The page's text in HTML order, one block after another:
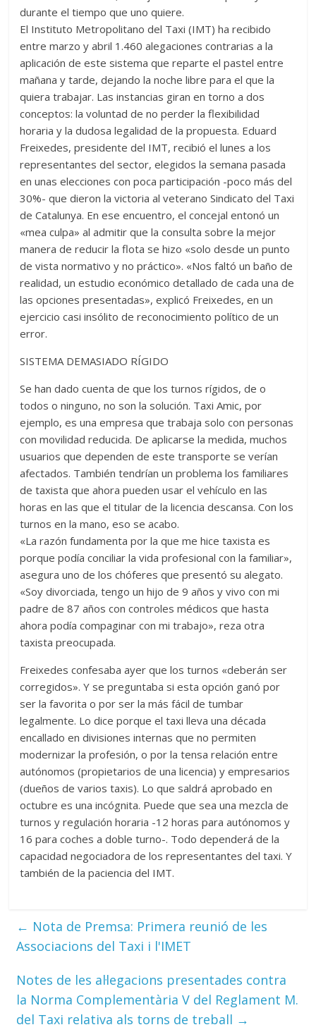
durante el tiempo que uno quiere.
El Instituto Metropolitano del Taxi (IMT) ha recibido
entre marzo y abril 1.460 alegaciones contrarias a la
aplicación de este sistema que reparte el pastel entre
mañana y tarde, dejando la noche libre para el que la
quiera trabajar. Las instancias giran en torno a dos
conceptos: la voluntad de no perder la flexibilidad
horaria y la dudosa legalidad de la propuesta. Eduard
Freixedes, presidente del IMT, recibió el lunes a los
representantes del sector, elegidos la semana pasada
en unas elecciones con poca participación -poco más del
30%- que dieron la victoria al veterano Sindicato del Taxi
de Catalunya. En ese encuentro, el concejal entonó un
«mea culpa» al admitir que la consulta sobre la mejor
manera de reducir la flota se hizo «solo desde un punto
de vista normativo y no práctico». «Nos faltó un baño de
realidad, un estudio económico detallado de cada una de
las opciones presentadas», explicó Freixedes, en un
ejercicio casi insólito de reconocimiento político de un
error.
SISTEMA DEMASIADO RÍGIDO
Se han dado cuenta de que los turnos rígidos, de o
todos o ninguno, no son la solución. Taxi Amic, por
ejemplo, es una empresa que trabaja solo con personas
con movilidad reducida. De aplicarse la medida, muchos
usuarios que dependen de este transporte se verían
afectados. También tendrían un problema los familiares
de taxista que ahora pueden usar el vehículo en las
horas en las que el titular de la licencia descansa. Con los
turnos en la mano, eso se acabo.
«La razón fundamenta por la que me hice taxista es
porque podía conciliar la vida profesional con la familiar»,
asegura uno de los chóferes que presentó su alegato.
«Soy divorciada, tengo un hijo de 9 años y vivo con mi
padre de 87 años con controles médicos que hasta
ahora podía compaginar con mi trabajo», reza otra
taxista preocupada.
Freixedes confesaba ayer que los turnos «deberán ser
corregidos». Y se preguntaba si esta opción ganó por
ser la favorita o por ser la más fácil de tumbar
legalmente. Lo dice porque el taxi lleva una década
encallado en divisiones internas que no permiten
modernizar la profesión, o por la tensa relación entre
autónomos (propietarios de una licencia) y empresarios
(dueños de varios taxis). Lo que saldrá aprobado en
octubre es una incógnita. Puede que sea una mezcla de
turnos y regulación horaria -12 horas para autónomos y
16 para coches a doble turno-. Todo dependerá de la
capacidad negociadora de los representantes del taxi. Y
también de la paciencia del IMT.
← Nota de Premsa: Primera reunió de les
Associacions del Taxi i l'IMET
Notes de les al·legacions presentades contra
la Norma Complementària V del Reglament M.
del Taxi relativa als torns de treball →